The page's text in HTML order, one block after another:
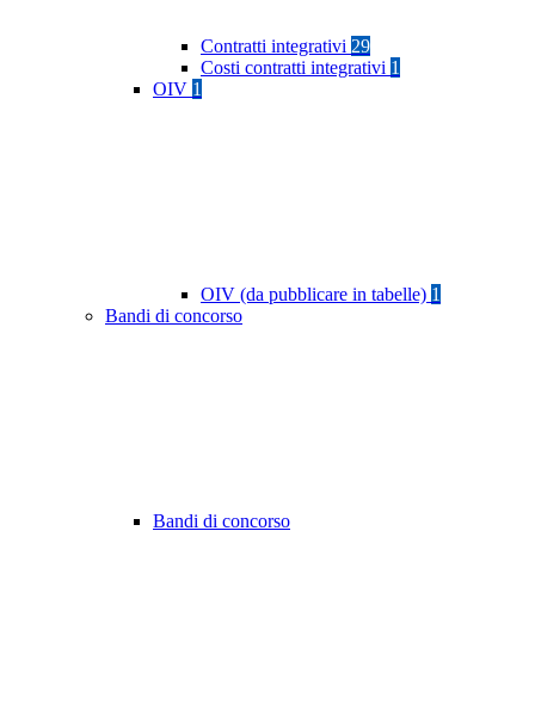
Contratti integrativi 29
Costi contratti integrativi 1
OIV 1
OIV (da pubblicare in tabelle) 1
Bandi di concorso
Bandi di concorso